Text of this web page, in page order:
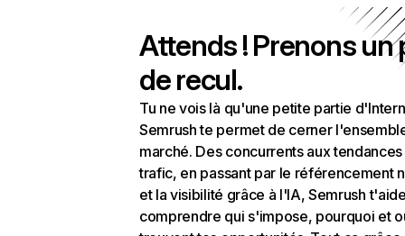
Attends ! Prenons un
de recul.
Tu ne vois là qu'une petite partie
Semrush te permet de cerner
marché. Des concurrents aux
trafic, en passant par le référencement
et la visibilité grâce à l'IA, Semrush
comprendre qui s'impose, pourquoi et